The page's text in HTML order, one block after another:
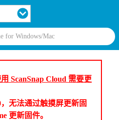
ScanSnap Cloud 需要更
无法通过触摸屏更新固
更新固件。